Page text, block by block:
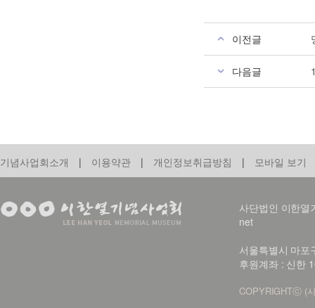
이전글
다음글
기념사업회소개 | 이용약관 | 개인정보취급방침 | 모바일 보기
사단법인 이한
net
서울특별시 마
후원계좌 : 신한
COPYRIGHTⓒ (